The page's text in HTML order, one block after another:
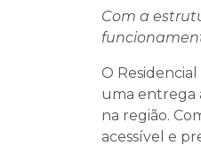
Com a
O
uma entrega
na região.
acessível e